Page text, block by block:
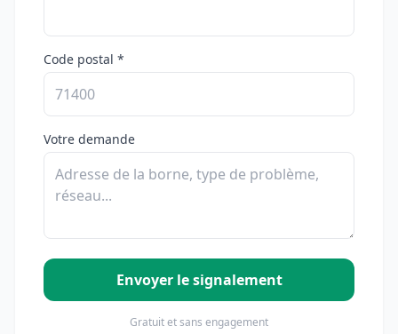
Code postal *
Votre demande
Envoyer le signalement
Gratuit et sans engagement